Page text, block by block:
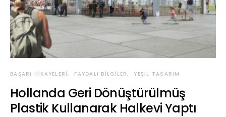
BAŞARI HIKAYELERI FAYDALI BILGILER YEŞIL TASARIM
Hollanda Geri Dönüştürülmüş
Plastik Kullanarak Halkevi Yaptı